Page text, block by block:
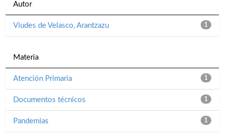
Autor
1
Viudes de Velasco, Arantzazu
Materia
1
Atención Primaria
1
Documentos técnicos
1
Pandemias